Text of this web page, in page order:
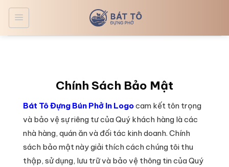
Bỏ
nội
Chính Sách Bảo Mật
Bát Tô Đựng Bún Phở In Logocam kết tôn trọng
và bảo vệ sự riêng tư của Quý khách hàng là các
nhà hàng, quán ăn và đối tác kinh doanh. Chính
sách bảo mật này giải thích cách chúng tôi thu
thập, sử dụng, lưu trữ và bảo vệ thông tin của Quý